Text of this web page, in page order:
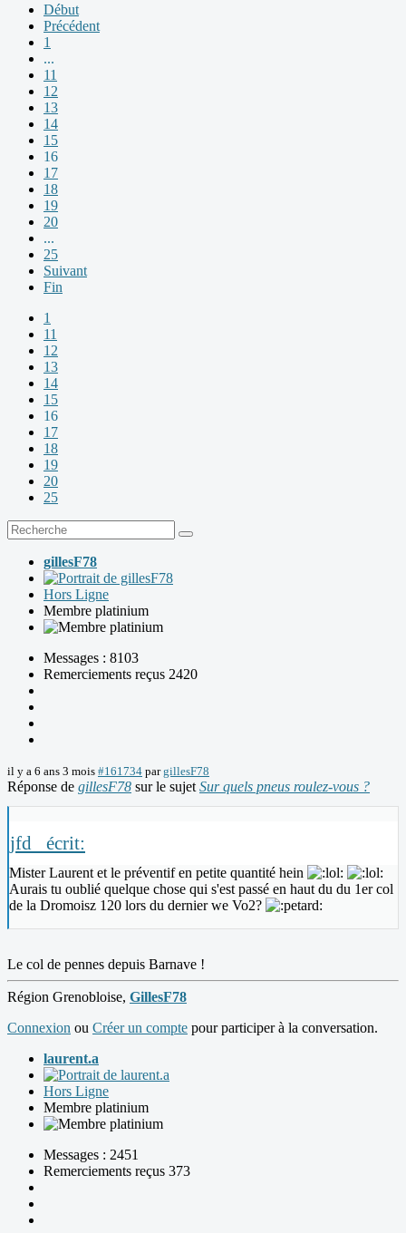
Début
Précédent
1
...
11
12
13
14
15
16
17
18
19
20
...
25
Suivant
Fin
1
11
12
13
14
15
16
17
18
19
20
25
gillesF78
Hors Ligne
Membre platinium
Messages : 8103
Remerciements reçus 2420
il y a 6 ans 3 mois #161734 pargillesF78
Réponse de gillesF78 sur le sujet Sur quels pneus roulez-vous ?
jfd_ écrit:
Mister Laurent et le préventif en petite quantité hein
Aurais tu oublié quelque chose qui s'est passé en haut du du 1er col
de la Dromoisz 120 lors du dernier we Vo2?
Le col de pennes depuis Barnave !
Région Grenobloise, GillesF78
Connexion ou Créer un compte pour participer à la conversation.
laurent.a
Hors Ligne
Membre platinium
Messages : 2451
Remerciements reçus 373